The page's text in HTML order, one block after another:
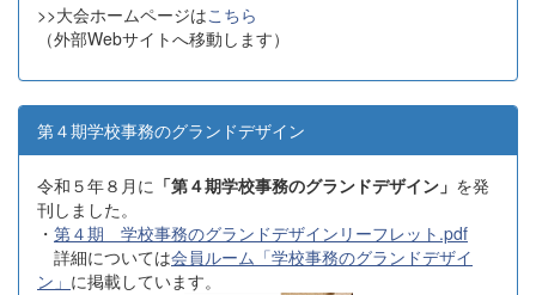
>>大会ホームページはこちら
（外部Webサイトへ移動します）
第４期学校事務のグランドデザイン
令和５年８月に 「第４期学校事務のグランドデザイン」 を発
刊しました。
・ 第４期 学校事務のグランドデザインリーフレット.pdf
詳細については会員ルーム「学校事務のグランドデザイ
ン」 に掲載しています。